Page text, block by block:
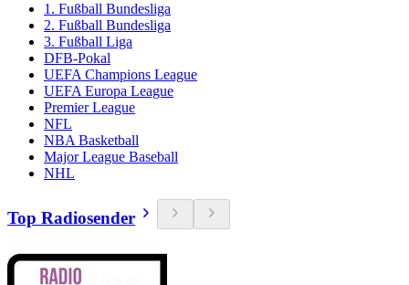
1. Fußball Bundesliga
2. Fußball Bundesliga
3. Fußball Liga
DFB-Pokal
UEFA Champions League
UEFA Europa League
Premier League
NFL
NBA Basketball
Major League Baseball
NHL
Top Radiosender